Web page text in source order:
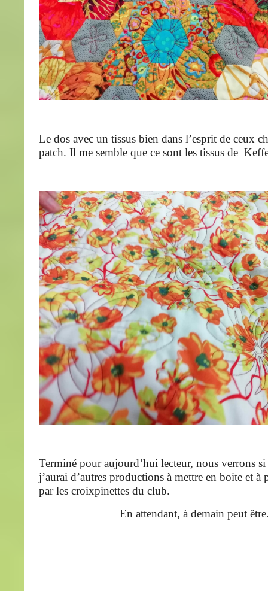
Le dos avec un tissus bien dans l’esprit de ceux
patch. Il me semble que ce sont les tissus de
Terminé pour aujourd’hui lecteur, nous verrons
j’aurai d’autres productions à mettre en boite et à
par les croixpinettes du club.
En attendant, à demain peut